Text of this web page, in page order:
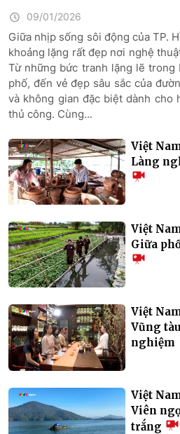
09/01/2026
Giữa nhịp sống sôi động của TP.
khoảng lặng rất đẹp nơi nghệ
Từ những bức tranh lặng lẽ trong
phố, đến vẻ đẹp sâu sắc của
và không gian đặc biệt dành cho
thủ công. Cùng...
Việt
Làng
Việt
Giữa
Việt
Vũng
nghiệm
Việt
Viên
trắng